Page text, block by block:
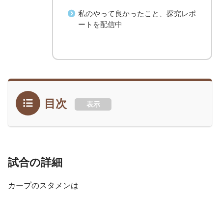
私のやって良かったこと、探究レポ
ートを配信中
目次 表示
試合の詳細
カープのスタメンは